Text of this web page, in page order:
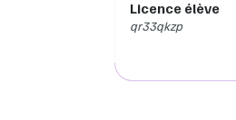
Licence élève
qr33qkzp